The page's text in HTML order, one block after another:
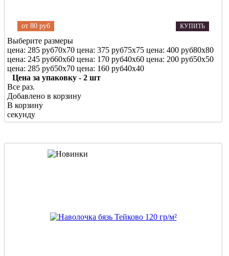
от 80 руб КУПИТЬ
Выберите размеры
цена: 285 руб70х70 цена: 375 руб75х75 цена: 400 руб80х80
цена: 245 руб60х60 цена: 170 руб40х60 цена: 200 руб50х50
цена: 285 руб50х70 цена: 160 руб40х40
Цена за упаковку - 2 шт
Все раз.
Добавлено в корзину
В корзину
секунду